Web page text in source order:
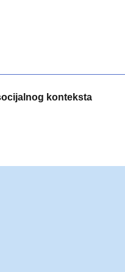
konteksta